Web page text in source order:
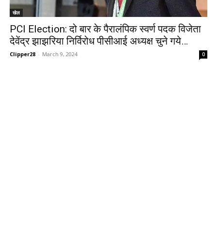
खेल
PCI Election: दो बार के पैरालंपिक स्वर्ण पदक विजेता
देवेंद्र झाझरिया निर्विरोध पीसीआई अध्यक्ष चुने गये…
Clipper28 - March 9, 2024 0